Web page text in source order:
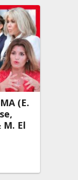
(E.
El